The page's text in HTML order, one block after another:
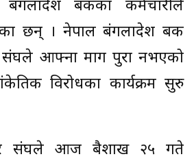
बैंकका कर्मचारीले
छन् । नेपाल बंगलादेश बैंक
संघले आफ्ना माग पुरा नभएको
विरोधका कार्यक्रम सुरु
संघले आज बैशाख २५ गते